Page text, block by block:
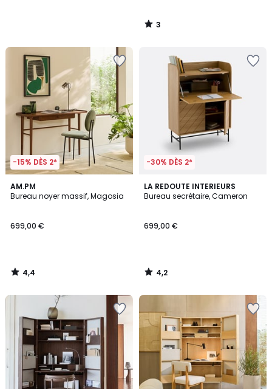
3
/
-15% DÈS 2*
AM.PM
Bureau noyer massif, Magosia
699,00 €
4,4
/ 5
4,4
/
-30% DÈS 2*
LA REDOUTE INTERIEURS
Bureau secrétaire, Cameron
699,00 €
4,2
/ 5
4,2
/